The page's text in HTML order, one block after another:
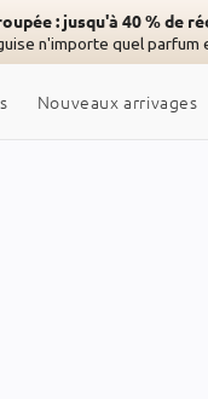
: jusqu'à 40 % de
n'importe quel parfum
Nouveaux arrivages